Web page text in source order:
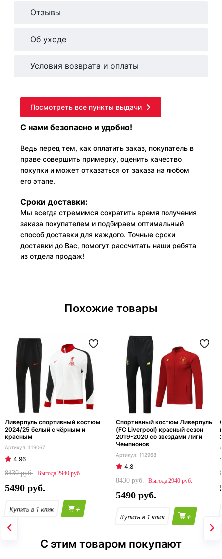
Отзывы
Об уходе
Условия возврата и оплаты
Посмотреть все пункты выдачи
С нами безопасно и удобно!
Ведь перед тем, как оплатить заказ, покупатель в
праве совершить примерку, оценить качество
покупки и может отказаться от заказа на любом
его этапе.
Сроки доставки:
Мы всегда стремимся сократить время получения
заказа покупателем и подбираем оптимальный
способ доставки для каждого. Точные сроки
доставки до Вас, помогут рассчитать наши ребята
из отдела продаж!
Похожие товары
Ливерпуль спортивный костюм
2024/25 белый с чёрным и
красным
119067
4.96
8430
2940
5490
+
Спортивный костюм Ливерпуль
(FC Liverpool) красный сезон
2019-2020 со звёздами Лиги
Чемпионов
112968
4.8
8430
2940
5490
+
С этим товаром покупают